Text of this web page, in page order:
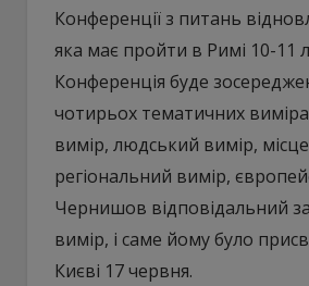
Конференції з питань
яка має пройти в Римі 10-11
Конференція буде
чотирьох тематичних
вимір, людський вимір,
регіональний вимір,
Чернишов відповідальний
вимір, і саме йому було
Києві 17 червня.